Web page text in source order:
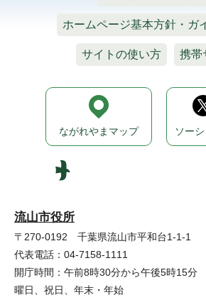
ホームページ基本方針・ガ
サイトの使い方 携帯
流山市役所
〒270-0192 千葉県流山市平和台1-1-1
代表電話：04-7158-1111
開庁時間：午前8時30分から午後5時15分
曜日、祝日、年末・年始
ながれやまマップ ソー